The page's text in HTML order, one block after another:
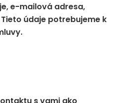
e-mailová adresa,
údaje potrebujeme k